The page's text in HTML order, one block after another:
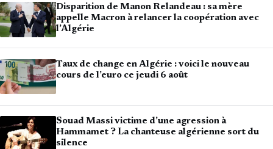
Disparition de Manon Relandeau : sa mère
appelle Macron à relancer la coopération avec
l’Algérie
Taux de change en Algérie : voici le nouveau
cours de l’euro ce jeudi 6 août
Souad Massi victime d’une agression à
Hammamet ? La chanteuse algérienne sort du
silence